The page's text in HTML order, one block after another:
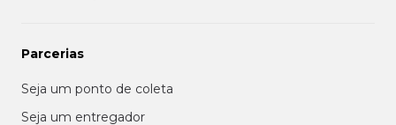
Parcerias
Seja um ponto de coleta
Seja um entregador